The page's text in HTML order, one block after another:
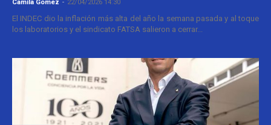
Camila Gomez - 22/04/2026 14:30
El INDEC dio la inflación más alta del año la semana pasada y al toque
los laboratorios y el sindicato FATSA salieron a cerrar...